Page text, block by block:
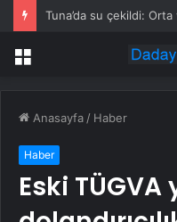
Menü
Anasayfa / Haber
Haber
Eski